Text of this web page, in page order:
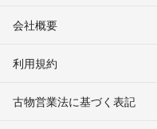
会社概要
利用規約
古物営業法に基づく表記